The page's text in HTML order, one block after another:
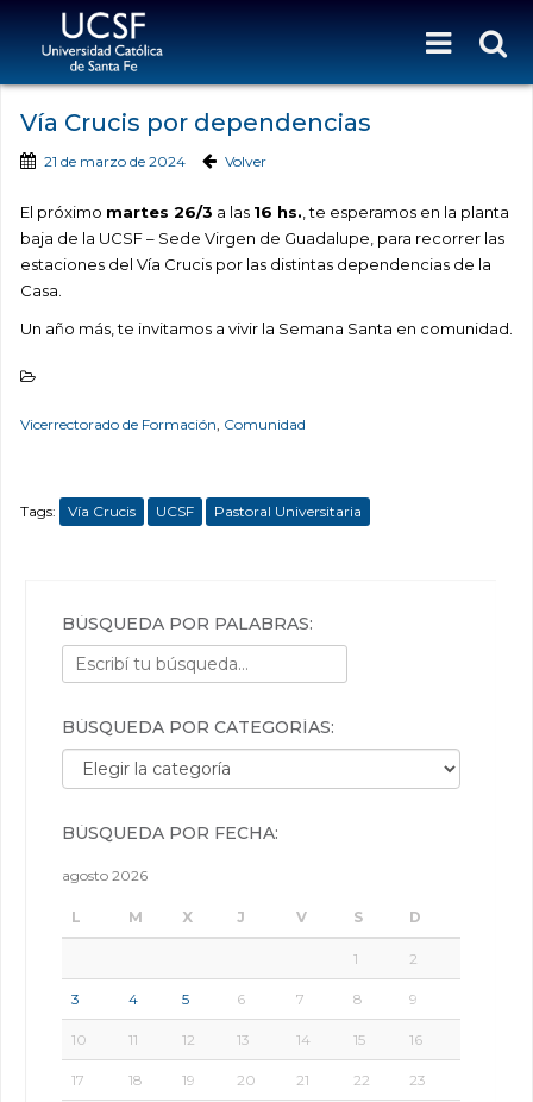
Vía Crucis por dependencias
21 de marzo de 2024 Volver
El próximo martes 26/3 a las 16 hs. , te esperamos en la planta
baja de la UCSF – Sede Virgen de Guadalupe, para recorrer las
estaciones del Vía Crucis por las distintas dependencias de la
Casa.
Un año más, te invitamos a vivir la Semana Santa en comunidad.
Vicerrectorado de Formación, Comunidad
Tags: Vía Crucis UCSF Pastoral Universitaria
BÚSQUEDA POR PALABRAS:
BÚSQUEDA POR CATEGORÍAS:
Búsqueda por categorías:
BÚSQUEDA POR FECHA:
agosto 2026
L M X J V S D
1 2
3 4 5 6 7 8 9
10 11 12 13 14 15 16
17 18 19 20 21 22 23